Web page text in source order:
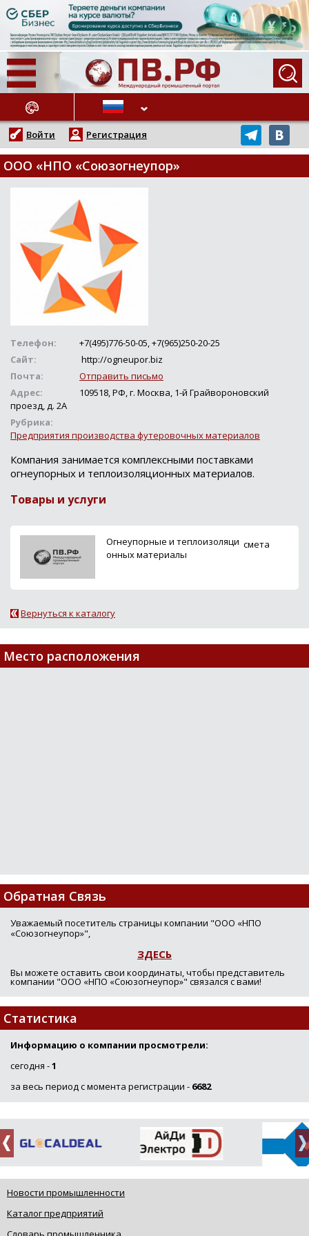
НОВОСТИ
Войти Регистрация
ООО «НПО «Союзогнеупор»
Телефон:
+7(495)776-50-05, +7(965)250-20-25
Сайт:
http://ogneupor.biz
Почта:
Отправить письмо
Адрес:
109518, РФ, г. Москва, 1-й Грайвороновский
проезд, д. 2А
Рубрика:
Предприятия производства футеровочных материалов
Компания занимается комплексными поставками
огнеупорных и теплоизоляционных материалов.
Товары и услуги
Огнеупорные и теплоизоляци
онных материалы
смета
Вернуться к каталогу
Место расположения
Обратная Связь
Уважаемый посетитель страницы компании "ООО «НПО
«Союзогнеупор»",
ЗДЕСЬ
Вы можете оставить свои координаты, чтобы представитель
компании "ООО «НПО «Союзогнеупор»" связался с вами!
Статистика
Информацию о компании просмотрели:
сегодня -1
за весь период с момента регистрации - 6682
Новости промышленности
Каталог предприятий